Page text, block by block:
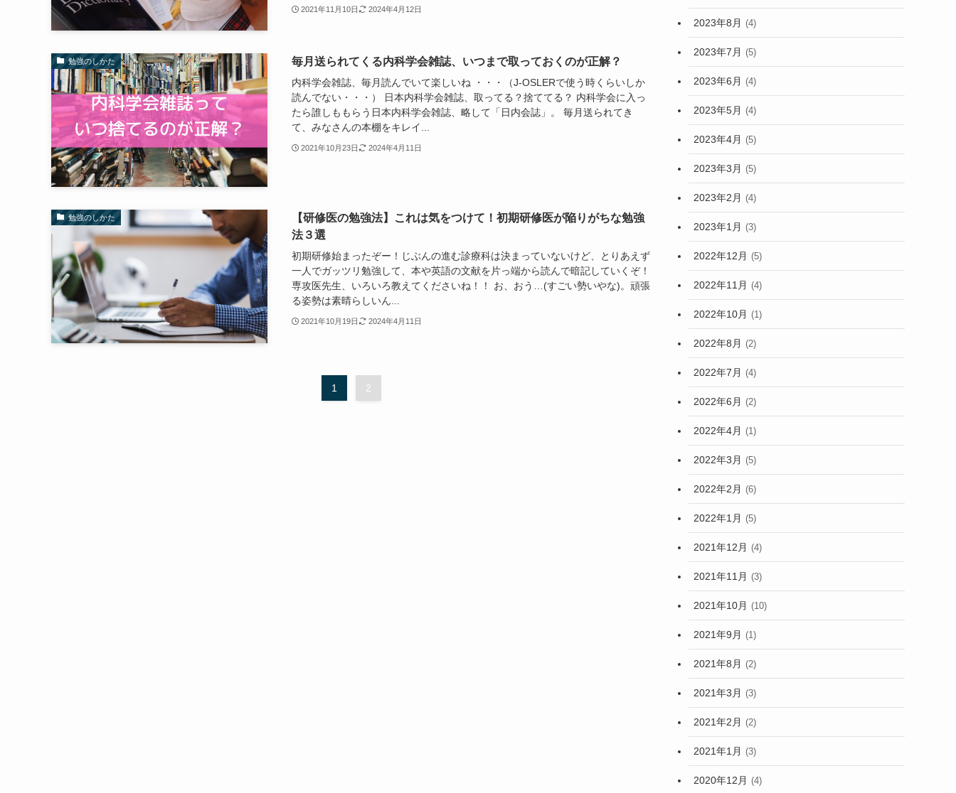
2021年11月10日 2024年4月12日
勉強のしかた 毎月送られてくる内科学会雑誌、いつまで取っておくのが正解？
内科学会雑誌、毎月読んでいて楽しいね ・・・（J-OSLERで使う時くらいしか
読んでない・・・） 日本内科学会雑誌、取ってる？捨ててる？ 内科学会に入っ
たら誰しももらう日本内科学会雑誌、略して「日内会誌」。 毎月送られてき
て、みなさんの本棚をキレイ...
2021年10月23日 2024年4月11日
勉強のしかた
【研修医の勉強法】これは気をつけて！初期研修医が陥りがちな勉強
法３選
初期研修始まったぞー！じぶんの進む診療科は決まっていないけど、とりあえず
一人でガッツリ勉強して、本や英語の文献を片っ端から読んで暗記していくぞ！
専攻医先生、いろいろ教えてくださいね！！ お、おう…(すごい勢いやな)。頑張
る姿勢は素晴らしいん...
2021年10月19日 2024年4月11日
1 2
2023年8月 (4)
2023年7月 (5)
2023年6月 (4)
2023年5月 (4)
2023年4月 (5)
2023年3月 (5)
2023年2月 (4)
2023年1月 (3)
2022年12月 (5)
2022年11月 (4)
2022年10月 (1)
2022年8月 (2)
2022年7月 (4)
2022年6月 (2)
2022年4月 (1)
2022年3月 (5)
2022年2月 (6)
2022年1月 (5)
2021年12月 (4)
2021年11月 (3)
2021年10月 (10)
2021年9月 (1)
2021年8月 (2)
2021年3月 (3)
2021年2月 (2)
2021年1月 (3)
2020年12月 (4)